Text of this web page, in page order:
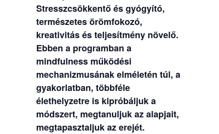
Stresszcsökkentő és gyógyító,
természetes örömfokozó,
kreativitás és teljesítmény növelő.
Ebben a programban a
mindfulness működési
mechanizmusának elméletén túl, a
gyakorlatban, többféle
élethelyzetre is kipróbáljuk a
módszert, megtanuljuk az alapjait,
megtapasztaljuk az erejét.